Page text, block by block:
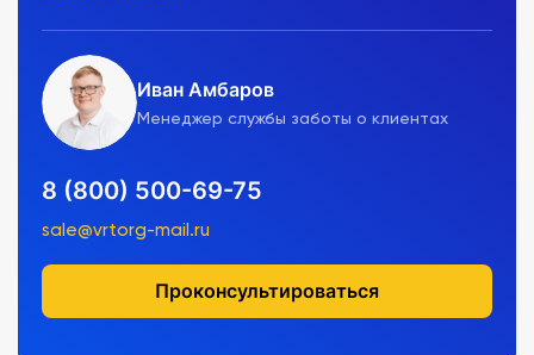
Иван Амбаров
Менеджер службы заботы о клиентах
8 (800) 500-69-75
sale@vrtorg-mail.ru
Проконсультироваться